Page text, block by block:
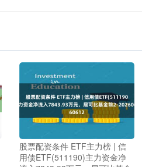
股票配资条件 ETF主力榜 | 信
用债ETF(511190)主力资金净